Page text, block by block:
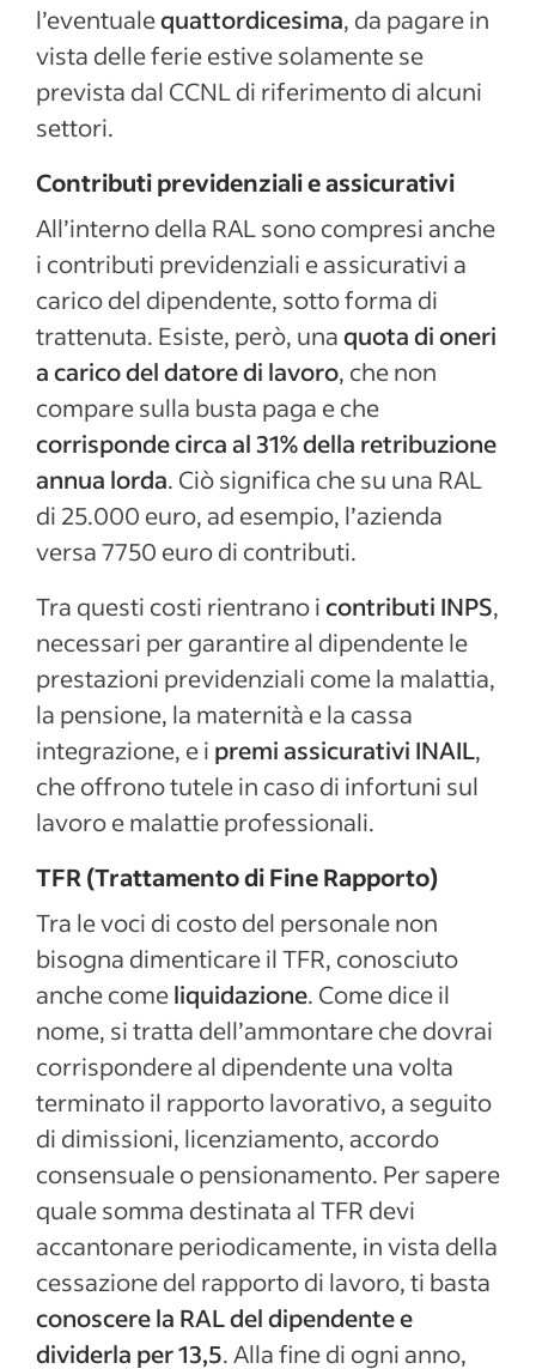
l’eventualequattordicesima, da pagare in
vista delle ferie estive solamente se
prevista dal CCNL di riferimento di alcuni
settori.
Contributi previdenziali e assicurativi
All’interno della RAL sono compresi anche
i contributi previdenziali e assicurativi a
carico del dipendente, sotto forma di
trattenuta. Esiste, però, unaquota di oneri
a carico del datore di lavoro, che non
compare sulla busta paga e che
corrisponde circa al 31% della retribuzione
annua lorda. Ciò significa che su una RAL
di 25.000 euro, ad esempio, l’azienda
versa 7750 euro di contributi.
Tra questi costi rientrano icontributi INPS,
necessari per garantire al dipendente le
prestazioni previdenziali come la malattia,
la pensione, la maternità e la cassa
integrazione, e i premi assicurativi INAIL,
che offrono tutele in caso di infortuni sul
lavoro e malattie professionali.
TFR (Trattamento di Fine Rapporto)
Tra le voci di costo del personale non
bisogna dimenticare il TFR, conosciuto
anche comeliquidazione. Come dice il
nome, si tratta dell’ammontare che dovrai
corrispondere al dipendente una volta
terminato il rapporto lavorativo, a seguito
di dimissioni, licenziamento, accordo
consensuale o pensionamento. Per sapere
quale somma destinata al TFR devi
accantonare periodicamente, in vista della
cessazione del rapporto di lavoro, ti basta
conoscere la RAL del dipendente e
dividerla per 13,5. Alla fine di ogni anno,